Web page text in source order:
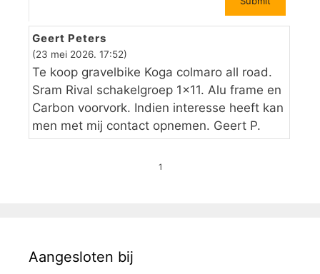
Geert Peters
(23 mei 2026. 17:52)
Te koop gravelbike Koga colmaro all road.
Sram Rival schakelgroep 1×11. Alu frame en
Carbon voorvork. Indien interesse heeft kan
men met mij contact opnemen. Geert P.
1
Aangesloten bij